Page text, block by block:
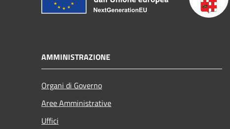
AMMINISTRAZIONE
Organi di Governo
Aree Amministrative
Uffici